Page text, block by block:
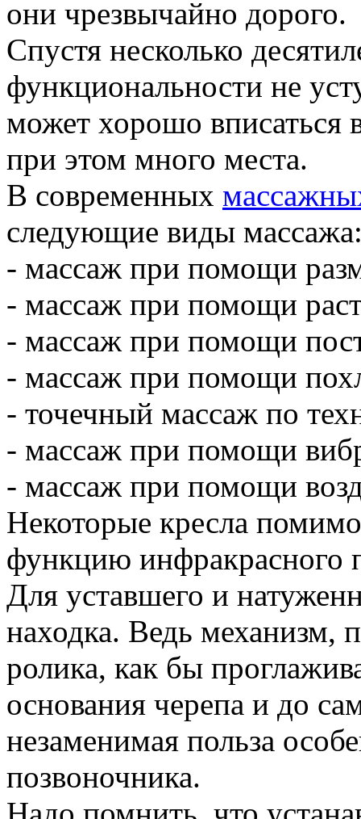
они чрезвычайно дорого.
Спустя несколько
функциональности не
может хорошо вписаться
при этом много места.
В современных
следующие виды
- массаж при помощи
- массаж при помощи
- массаж при помощи
- массаж при помощи
- точечный массаж по
- массаж при помощи
- массаж при помощи
Некоторые кресла
функцию инфракрасного
Для уставшего и
находка. Ведь механизм,
ролика, как бы
основания черепа и до
незаменимая польза
позвоночника.